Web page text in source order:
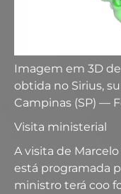
Imagem em 3D
obtida no Sirius,
Campinas (SP) —
Visita ministerial
A visita de
está programada
ministro terá coo